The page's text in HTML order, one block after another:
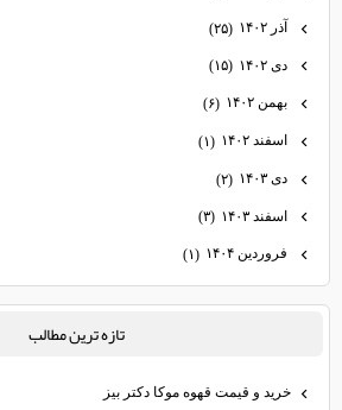
آذر ۱۴۰۲ (۲۵)
دی ۱۴۰۲ (۱۵)
بهمن ۱۴۰۲ (۶)
اسفند ۱۴۰۲ (۱)
دی ۱۴۰۳ (۲)
اسفند ۱۴۰۳ (۳)
فروردین ۱۴۰۴ (۱)
تازه ترين مطالب
خرید و قیمت قهوه موکا دکتر بیز